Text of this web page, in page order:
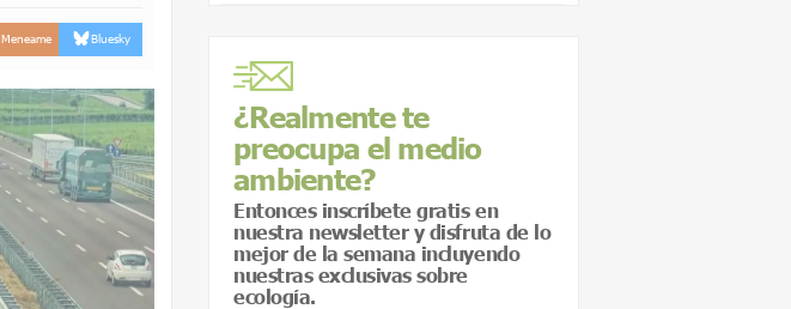
Meneame Bluesky
¿Realmente te
preocupa el medio
ambiente?
Entonces inscríbete gratis en
nuestra newsletter y disfruta de lo
mejor de la semana incluyendo
nuestras exclusivas sobre
ecología.